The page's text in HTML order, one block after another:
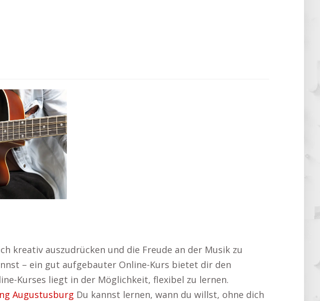
kreativ auszudrücken und die Freude an der Musik zu
– ein gut aufgebauter Online-Kurs bietet dir den
Kurses liegt in der Möglichkeit, flexibel zu lernen.
Augustusburg Du kannst lernen, wann du willst, ohne dich